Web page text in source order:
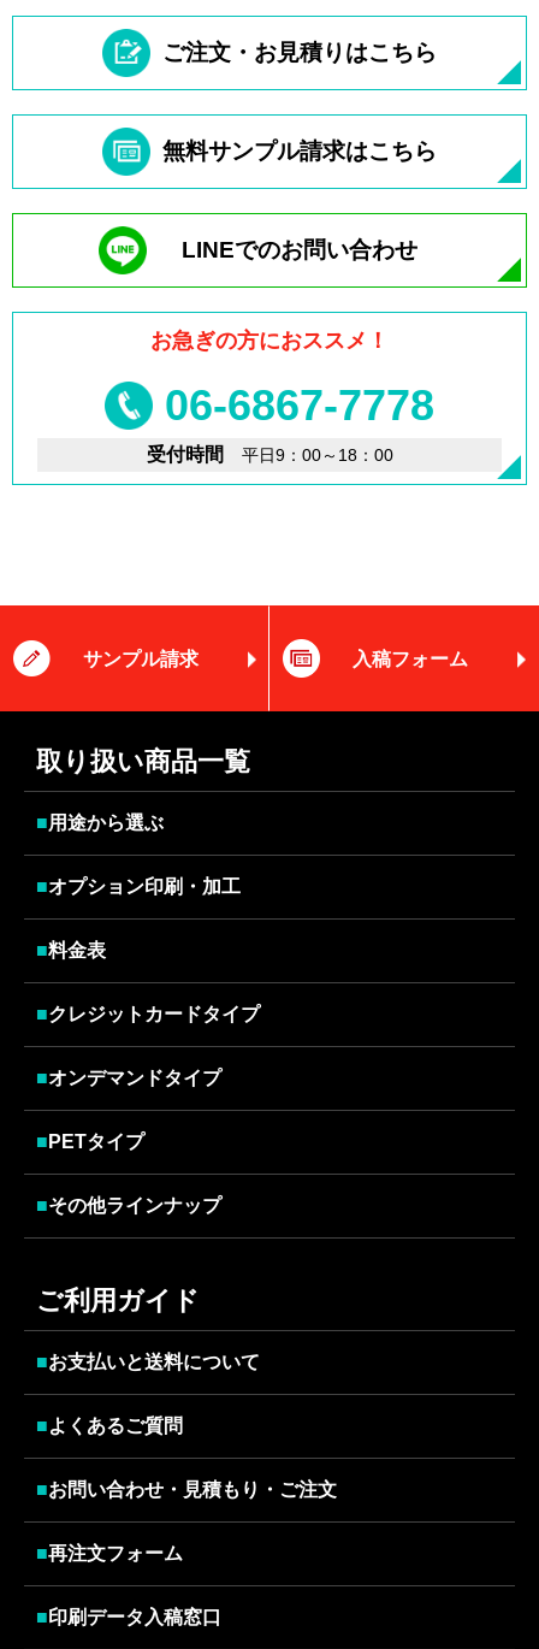
ご注文・お見積りはこちら
無料サンプル請求はこちら
LINEでのお問い合わせ
お急ぎの方におススメ！
06-6867-7778
受付時間 平日9：00～18：00
サンプル請求 入稿フォーム
取り扱い商品一覧
■用途から選ぶ
■オプション印刷・加工
■料金表
■クレジットカードタイプ
■オンデマンドタイプ
■ PETタイプ
■その他ラインナップ
ご利用ガイド
■お支払いと送料について
■よくあるご質問
■お問い合わせ・見積もり・ご注文
■再注文フォーム
■印刷データ入稿窓口